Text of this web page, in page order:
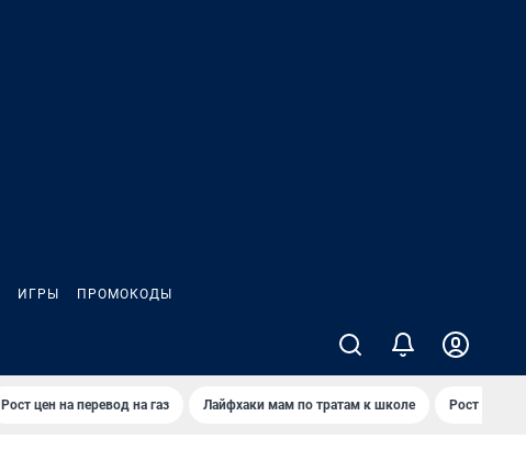
ИГРЫ ПРОМОКОДЫ
Рост цен на перевод на газ Лайфхаки мам по тратам к школе Рост цен на